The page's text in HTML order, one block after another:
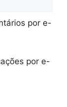
por e-
por e-